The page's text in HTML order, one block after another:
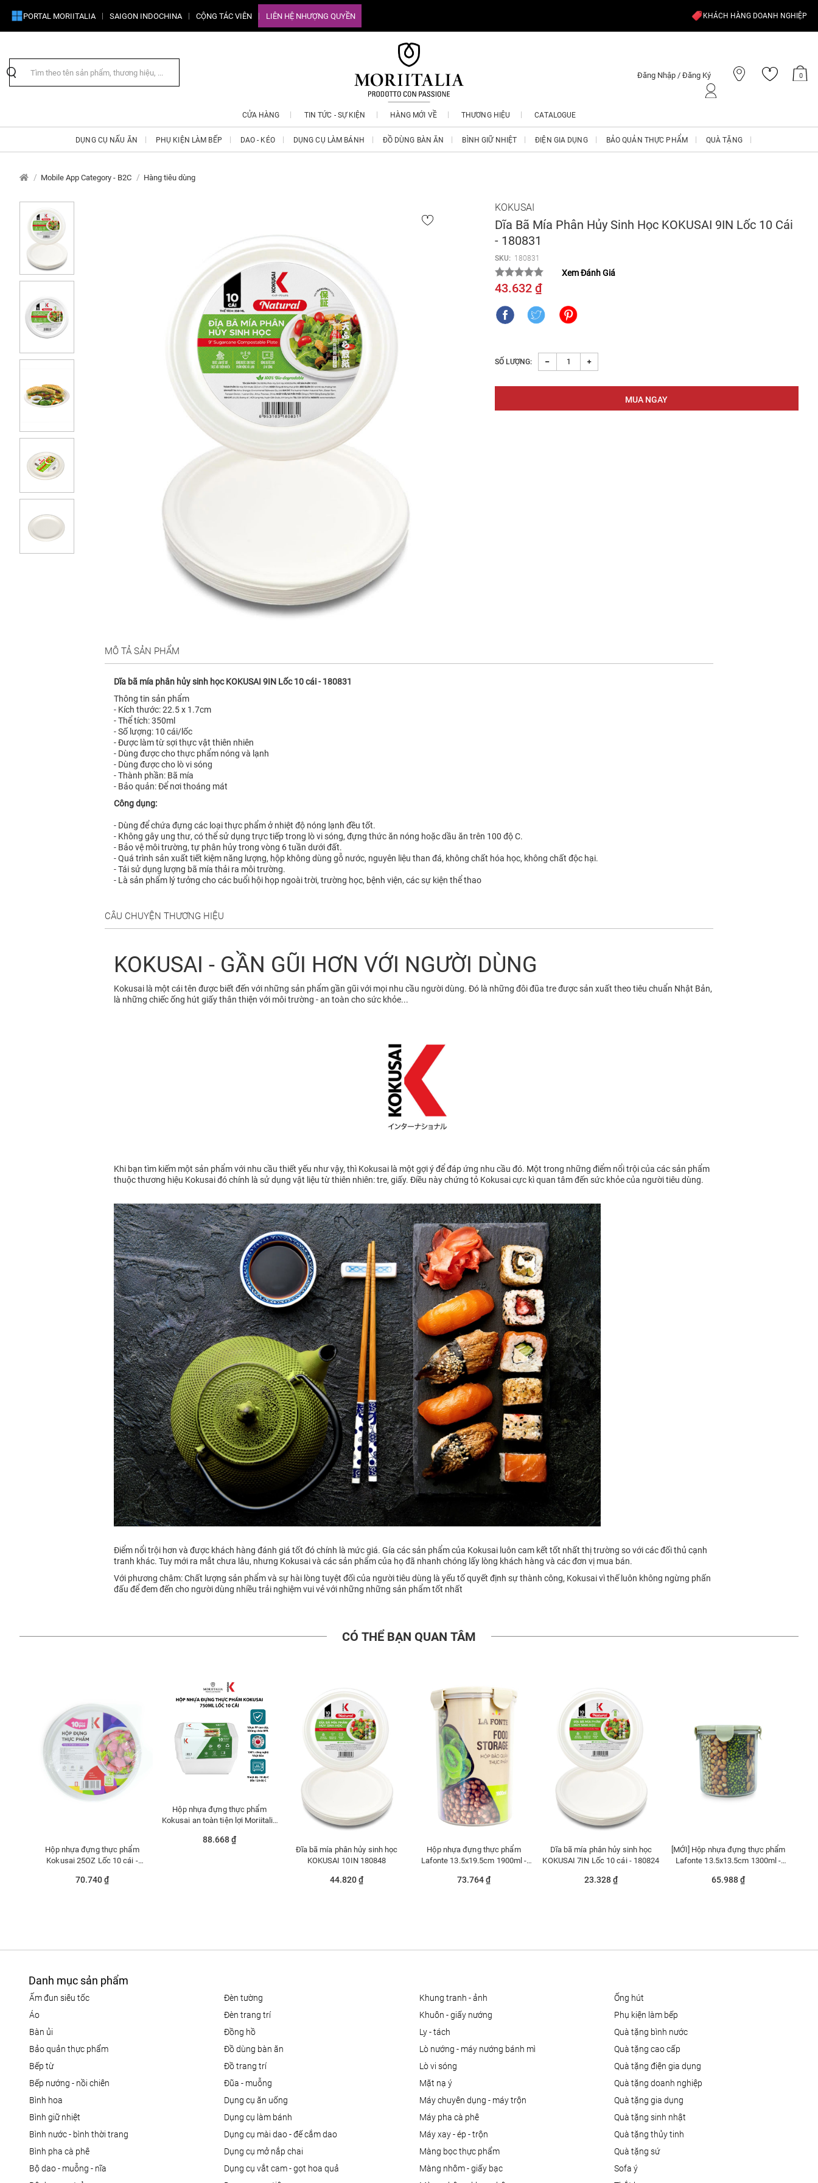
PORTAL MORIITALIA SAIGON INDOCHINA CỘNG TÁC VIÊN LIÊN HỆ NHƯỢNG QUYỀN KHÁCH HÀNG DOANH NGHIỆP
Đăng Nhập / Đăng Ký 0
CỬA HÀNG TIN TỨC - SỰ KIỆN HÀNG MỚI VỀ THƯƠNG HIỆU CATALOGUE
DỤNG CỤ NẤU ĂN PHỤ KIỆN LÀM BẾP DAO - KÉO DỤNG CỤ LÀM BÁNH ĐỒ DÙNG BÀN ĂN BÌNH GIỮ NHIỆT ĐIỆN GIA DỤNG BẢO QUẢN THỰC PHẨM QUÀ TẶNG
Mobile App Category - B2C Hàng tiêu dùng
KOKUSAI
Dĩa Bã Mía Phân Hủy Sinh Học KOKUSAI 9IN Lốc 10 Cái
- 180831
SKU: 180831
Xem Đánh Giá
43.632 ₫
SỐ LƯỢNG:
MÔ TẢ SẢN PHẨM
Dĩa bã mía phân hủy sinh học KOKUSAI 9IN Lốc 10 cái - 180831
Thông tin sản phẩm
- Kích thước: 22.5 x 1.7cm
- Thể tích: 350ml
- Số lượng: 10 cái/lốc
- Được làm từ sợi thực vật thiên nhiên
- Dùng được cho thực phẩm nóng và lạnh
- Dùng được cho lò vi sóng
- Thành phần: Bã mía
- Bảo quản: Để nơi thoáng mát
Công dụng:
- Dùng để chứa đựng các loại thực phẩm ở nhiệt độ nóng lạnh đều tốt.
- Không gây ung thư, có thể sử dụng trực tiếp trong lò vi sóng, đựng thức ăn nóng hoặc dầu ăn trên 100 độ C.
- Bảo vệ môi trường, tự phân hủy trong vòng 6 tuần dưới đất.
- Quá trình sản xuất tiết kiệm năng lượng, hộp không dùng gỗ nước, nguyên liệu than đá, không chất hóa học, không chất độc hại.
- Tái sử dụng lượng bã mía thải ra môi trường.
- Là sản phẩm lý tưởng cho các buổi hội họp ngoài trời, trường học, bệnh viện, các sự kiện thể thao
CÂU CHUYỆN THƯƠNG HIỆU
KOKUSAI - GẦN GŨI HƠN VỚI NGƯỜI DÙNG
Kokusai là một cái tên được biết đến với những sản phẩm gần gũi với mọi nhu cầu người dùng. Đó là những đôi đũa tre được sản xuất theo tiêu chuẩn Nhật Bản,
là những chiếc ống hút giấy thân thiện với môi trường - an toàn cho sức khỏe...
Khi bạn tìm kiếm một sản phẩm với nhu cầu thiết yếu như vậy, thì Kokusai là một gợi ý để đáp ứng nhu cầu đó. Một trong những điểm nổi trội của các sản phẩm
thuộc thương hiệu Kokusai đó chính là sử dụng vật liệu từ thiên nhiên: tre, giấy. Điều này chứng tỏ Kokusai cực kì quan tâm đến sức khỏe của người tiêu dùng.
Điểm nổi trội hơn và được khách hàng đánh giá tốt đó chính là mức giá. Gía các sản phẩm của Kokusai luôn cam kết tốt nhất thị trường so với các đối thủ cạnh
tranh khác. Tuy mới ra mắt chưa lâu, nhưng Kokusai và các sản phẩm của họ đã nhanh chóng lấy lòng khách hàng và các đơn vị mua bán.
Với phương châm: Chất lượng sản phẩm và sự hài lòng tuyệt đối của người tiêu dùng là yếu tố quyết định sự thành công, Kokusai vì thế luôn không ngừng phấn
đấu để đem đến cho người dùng nhiều trải nghiệm vui vẻ với những những sản phẩm tốt nhất
CÓ THỂ BẠN QUAN TÂM
Hộp nhựa đựng thực phẩm
Kokusai 25OZ Lốc 10 cái -
70.740 ₫
Hộp nhựa đựng thực phẩm
Kokusai an toàn tiện lợi Moriitalia
88.668 ₫
Đĩa bã mía phân hủy sinh học
KOKUSAI 10IN 180848
44.820 ₫
Hộp nhựa đựng thực phẩm
Lafonte 13.5x19.5cm 1900ml -
73.764 ₫
Dĩa bã mía phân hủy sinh học
KOKUSAI 7IN Lốc 10 cái - 180824
23.328 ₫
[MỚI] Hộp nhựa đựng thực phẩm
Lafonte 13.5x13.5cm 1300ml -
65.988 ₫
Danh mục sản phẩm
ấm đun siêu tốc
áo
bàn ủi
bảo quản thực phẩm
bếp từ
bếp nướng - nồi chiên
bình hoa
bình giữ nhiệt
bình nước - bình thời trang
bình pha cà phê
bộ dao - muỗng - nĩa
đèn tường
đèn trang trí
đồng hồ
đồ dùng bàn ăn
đồ trang trí
đũa - muỗng
dụng cụ ăn uống
dụng cụ làm bánh
dụng cụ mài dao - đế cắm dao
dụng cụ mở nắp chai
dụng cụ vắt cam - gọt hoa quả
khung tranh - ảnh
khuôn - giấy nướng
ly - tách
lò nướng - máy nướng bánh mì
lò vi sóng
mặt nạ ý
máy chuyên dụng - máy trộn
máy pha cà phê
máy xay - ép - trộn
màng bọc thực phẩm
màng nhôm - giấy bạc
ống hút
phụ kiện làm bếp
quà tặng bình nước
quà tặng cao cấp
quà tặng điện gia dụng
quà tặng doanh nghiệp
quà tặng gia dụng
quà tặng sinh nhật
quà tặng thủy tinh
quà tặng sứ
sofa ý